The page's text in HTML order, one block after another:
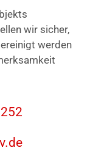
wir sicher,
werden